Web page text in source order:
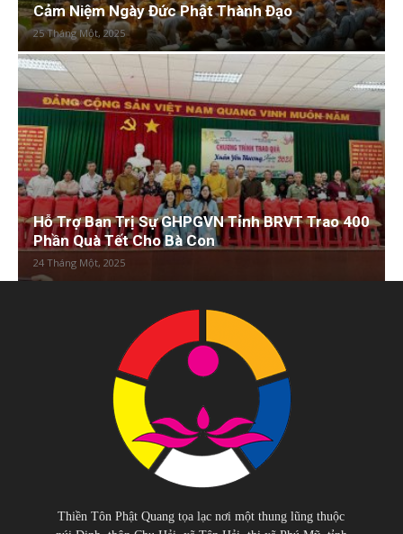
Cảm Niệm Ngày Đức Phật Thành Đạo
25 Tháng Một, 2025
Hỗ Trợ Ban Trị Sự GHPGVN Tỉnh BRVT Trao 400
Phần Quà Tết Cho Bà Con
24 Tháng Một, 2025
Thiền Tôn Phật Quang tọa lạc nơi một thung lũng thuộc